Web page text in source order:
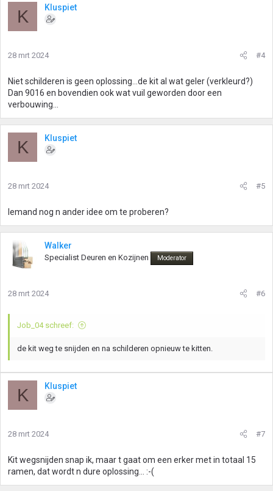
K Kluspiet
28 mrt 2024 #4
Niet schilderen is geen oplossing...de kit al wat geler (verkleurd?)
Dan 9016 en bovendien ook wat vuil geworden door een
verbouwing...
K Kluspiet
28 mrt 2024 #5
Iemand nog n ander idee om te proberen?
Walker
Specialist Deuren en Kozijnen Moderator
28 mrt 2024 #6
Job_04 schreef:
de kit weg te snijden en na schilderen opnieuw te kitten.
K Kluspiet
28 mrt 2024 #7
Kit wegsnijden snap ik, maar t gaat om een erker met in totaal 15
ramen, dat wordt n dure oplossing... :-(